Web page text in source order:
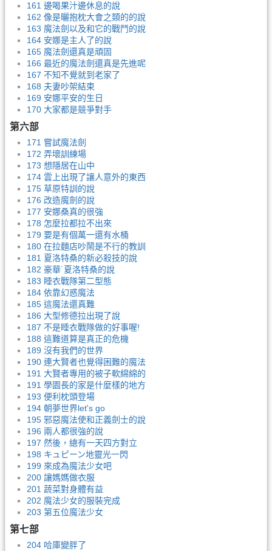
161 邊喝果汁邊休息的說
162 像是曬抱枕大會之類的的說
163 魔法劍以及和它的戰鬥的說
164 安娜是主人了的說
165 魔法劍還真是頑固
166 最近的魔法劍還真是先進呢
167 不知不覺就到老家了
168 夫妻吵架結束
169 安娜平安的生日
170 大家都是競爭對手
第六部
171 嘗試魔法劍
172 弄壞訓練場
173 想隱居在山中
174 雲上出現了讓人意外的東西
175 草原特訓的說
176 改造魔劍的說
177 安娜桑真的很強
178 怎麼拉都拉不出來
179 要是有個萬一還有水桶
180 在拉麵店吵鬧是不行的教訓
181 夏洛特桑的新必殺技的說
182 豪華˙夏洛特桑的說
183 睡衣戰隊第二型態
184 依靠幻惑魔法
185 這魔法還真難
186 大型修德拉出現了說
187 不是睡衣戰隊做的好事喔!
188 這難道算是真正的危機
189 沒有我們的世界
190 連大賢者也覺得困難的魔法
191 大賢者專用的被子軟綿綿的
191 學園長的家是什麼樣的地方
193 便利枕頭登場
194 朝夢世界let's go
195 邪惡魔法使和正義劍士的說
196 兩人都很強的說
197 然後，總有一天四方對立
198 キュピーン地靈光一閃
199 來成為魔法少女吧
200 讓媽媽做衣服
201 蔬菜對身體有益
202 魔法少女的服裝完成
203 第五位魔法少女
第七部
204 哈庫變胖了